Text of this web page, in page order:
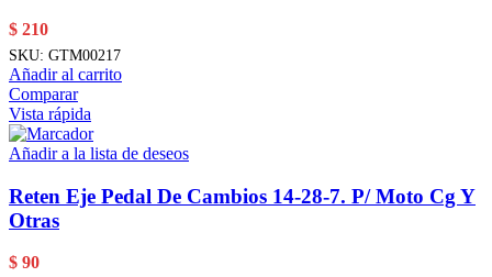
$ 210
SKU: GTM00217
Añadir al carrito
Comparar
Vista rápida
Añadir a la lista de deseos
Reten Eje Pedal De Cambios 14-28-7. P/ Moto Cg Y
Otras
$ 90